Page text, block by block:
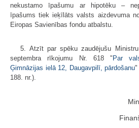
nekustamo īpašumu ar hipotēku –
īpašums tiek ieķīlāts valsts aizdevuma
Eiropas Savienības fondu atbalstu.
5. Atzīt par spēku zaudējušu
septembra rīkojumu Nr. 618 " Par
Ģimnāzijas ielā 12, Daugavpilī, pārdošanu"
188. nr.).